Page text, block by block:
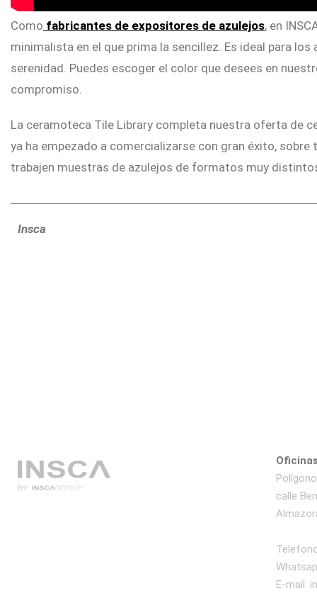
Como fabricantes de expositores de azulejos, en
minimalista en el que prima la sencillez. Es ideal para
serenidad. Puedes escoger el color que desees en
compromiso.
La ceramoteca Tile Library completa nuestra oferta de
ya ha empezado a comercializarse con gran éxito,
trabajen muestras de azulejos de formatos muy
Insca
calle
E-mail: